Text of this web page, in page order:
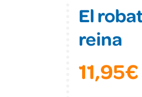
El
reina
11,95€